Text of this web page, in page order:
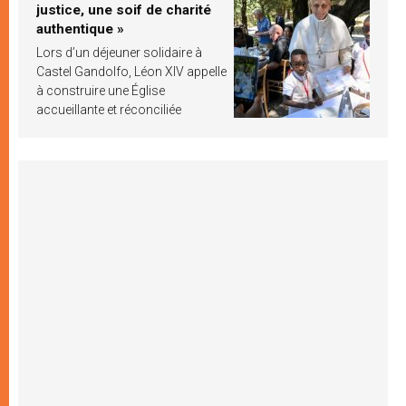
justice, une soif de charité
authentique »
Lors d’un déjeuner solidaire à
Castel Gandolfo, Léon XIV appelle
à construire une Église
accueillante et réconciliée